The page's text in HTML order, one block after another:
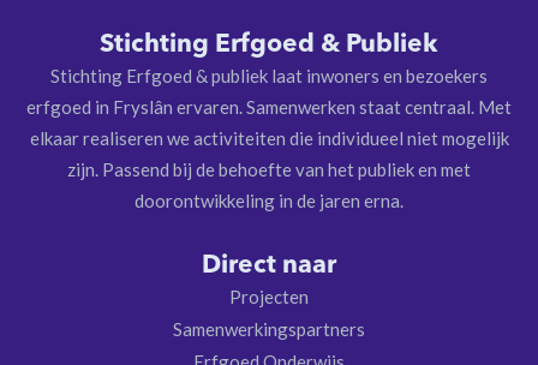
Stichting Erfgoed & Publiek
Stichting Erfgoed & publiek laat inwoners en bezoekers
erfgoed in Fryslân ervaren. Samenwerken staat centraal. Met
elkaar realiseren we activiteiten die individueel niet mogelijk
zijn. Passend bij de behoefte van het publiek en met
doorontwikkeling in de jaren erna.
Direct naar
Projecten
Samenwerkingspartners